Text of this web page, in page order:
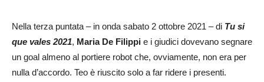
Nella terza puntata – in onda sabato 2 ottobre 2021 – di Tu si
que vales 2021, Maria De Filippi e i giudici dovevano segnare
un goal almeno al portiere robot che, ovviamente, non era per
nulla d’accordo. Teo è riuscito solo a far ridere i presenti.